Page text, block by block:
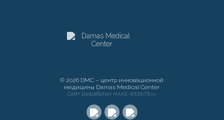
© 2026 DMC – центр инновационной
медицины Damas Medical Center
Сайт разработан MAKE-WEBSITE.ru